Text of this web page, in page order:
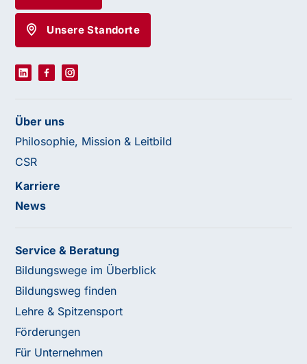
Unsere Standorte
Über uns
Philosophie, Mission & Leitbild
CSR
Karriere
News
Service & Beratung
Bildungswege im Überblick
Bildungsweg finden
Lehre & Spitzensport
Förderungen
Für Unternehmen